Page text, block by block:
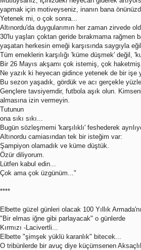
yapmak için motiveyseniz, inanın bana
Yetenek mi, o çok sonra...
Altınordu'da duygularımın her zaman zirvede
30'lu yaşları çoktan geride bırakmama rağmen
yaşatan herkesin emeği karşısında saygıyla
Tüm emeklerin karşılığı 'küme düşmek' değil,
Bir 26 Mayıs akşamı çok istemiş, çok
Ne yazık ki heyecan gidince yetenek de bir işe
Bu sezon yaşadık, gördük ve acı gerçekle
Gençlere tavsiyemdir, futbola aşık olun.
almasına izin vermeyin.
Tutunun
ona sıkı sıkı...
Bugün sözleşmemi 'karşılıklı' feshederek
Altınordu camiasından tek bir isteğim var:
Şampiyon olamadık ve küme düştük.
Özür diliyorum.
Lütfen kabul edin...
Çok ama çok üzgünüm..."
****
Elbette güzel günleri olacak 100 Yıllık
"Bir elmas iğne gibi parlayacak" o günlerde
Kırmızı -Lacivertli...
Elbette "şimşek yüklü karanlık" bitecek...
O tribünlerde bir avuç diye küçümsenen